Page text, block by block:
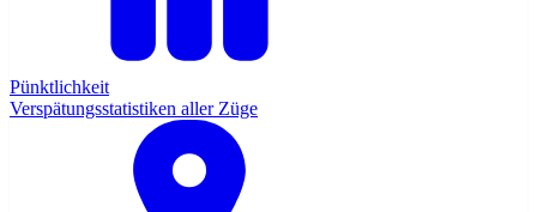
Pünktlichkeit
Verspätungsstatistiken aller Züge